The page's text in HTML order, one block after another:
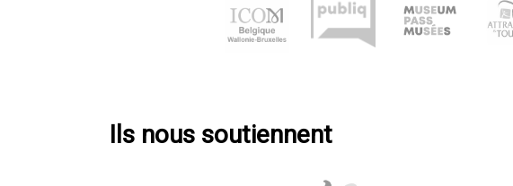
Ils nous soutiennent